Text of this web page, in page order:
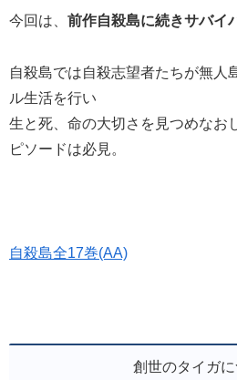
今回は、 前作自殺島に続きサバイ
自殺島では自殺志望者たちが無人
ル生活を行い
生と死、命の大切さを見つめなお
ピソードは必見。
自殺島全17巻(AA)
創世のタイガ